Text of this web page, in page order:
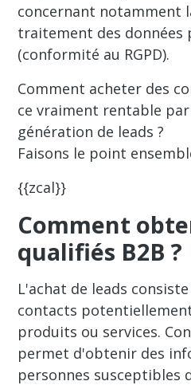
concernant notamment
traitement des données
(conformité au RGPD).
Comment acheter des
ce vraiment rentable
génération de leads ?
Faisons le point
{{zcal}}
Comment
qualifiés B2B ?
L'achat de leads
contacts
produits ou services.
permet d'obtenir des
personnes susceptibles